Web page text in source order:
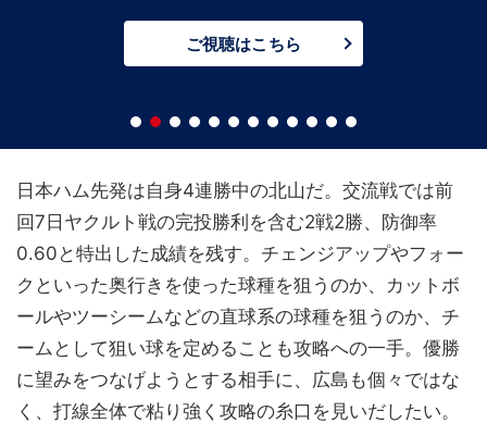
ご視聴はこちら
日本ハム先発は自身4連勝中の北山だ。交流戦では前
回7日ヤクルト戦の完投勝利を含む2戦2勝、防御率
0.60と特出した成績を残す。チェンジアップやフォー
クといった奥行きを使った球種を狙うのか、カットボ
ールやツーシームなどの直球系の球種を狙うのか、チ
ームとして狙い球を定めることも攻略への一手。優勝
に望みをつなげようとする相手に、広島も個々ではな
く、打線全体で粘り強く攻略の糸口を見いだしたい。